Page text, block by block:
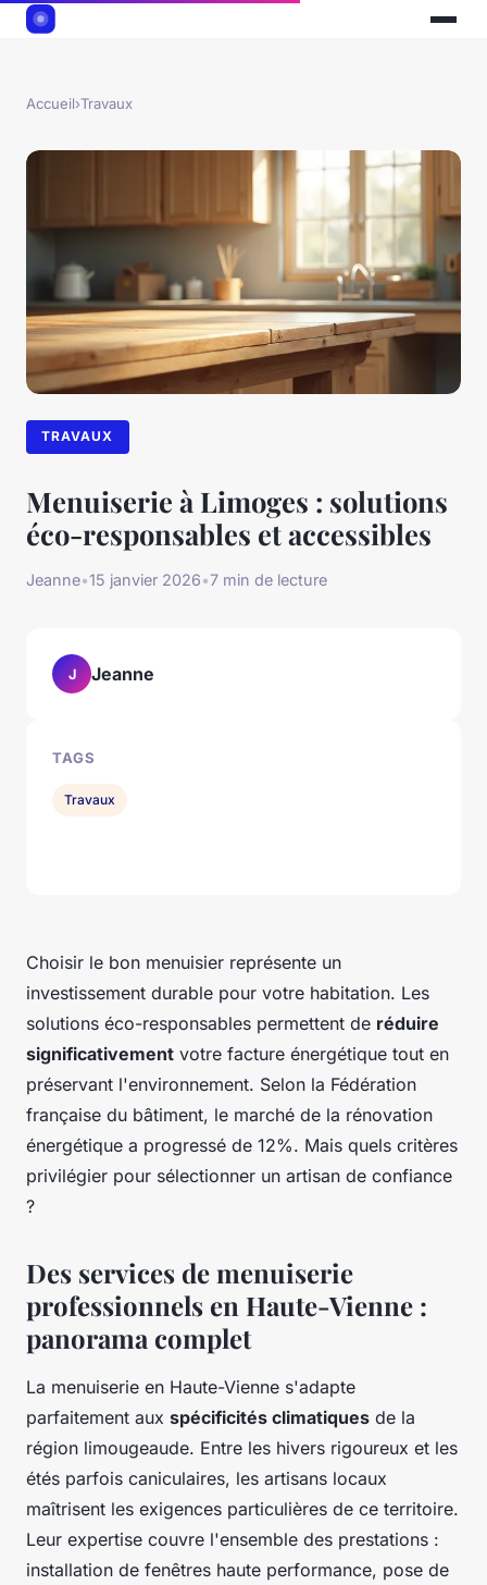
Accueil›Travaux
TRAVAUX
Menuiserie à Limoges : solutions
éco-responsables et accessibles
Jeanne•15 janvier 2026•7 min de lecture
Choisir le bon menuisier représente un
investissement durable pour votre habitation. Les
solutions éco-responsables permettent de réduire
significativement votre facture énergétique tout en
préservant l'environnement. Selon la Fédération
française du bâtiment, le marché de la rénovation
énergétique a progressé de 12%. Mais quels critères
privilégier pour sélectionner un artisan de confiance
?
Des services de menuiserie
professionnels en Haute-Vienne :
panorama complet
La menuiserie en Haute-Vienne s'adapte
parfaitement aux spécificités climatiques de la
région limougeaude. Entre les hivers rigoureux et les
étés parfois caniculaires, les artisans locaux
maîtrisent les exigences particulières de ce territoire.
Leur expertise couvre l'ensemble des prestations :
installation de fenêtres haute performance, pose de
J Jeanne
TAGS
Travaux